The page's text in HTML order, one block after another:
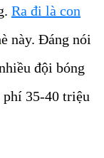
Ra đi là con
này. Đáng nói
đội bóng
phí 35-40 triệu